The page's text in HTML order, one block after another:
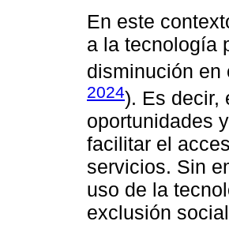
En este
a la tecnología
disminución en
2024). Es decir,
oportunidades
facilitar el
servicios. Sin
uso de la
exclusión